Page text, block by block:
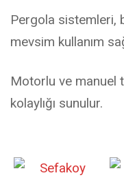
Pergola sistemleri,
mevsim kullanım
Motorlu ve manuel
kolaylığı sunulur.